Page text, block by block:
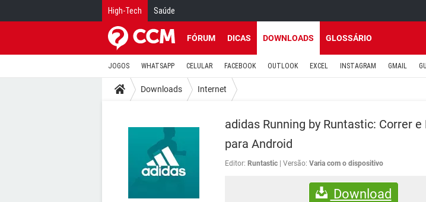
High-Tech Saúde
FÓRUM DICAS DOWNLOADS GLOSSÁRIO
JOGOS WHATSAPP CELULAR FACEBOOK OUTLOOK EXCEL INSTAGRAM GMAIL
Downloads Internet
adidas Running by Runtastic: Correr e
para Android
Editor: Runtastic Versão: Varia com o dispositivo
Download